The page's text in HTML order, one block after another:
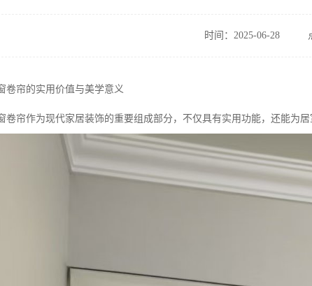
时间：2025-06-28
卷帘的实用价值与美学意义
卷帘作为现代家居装饰的重要组成部分，不仅具有实用功能，还能为居